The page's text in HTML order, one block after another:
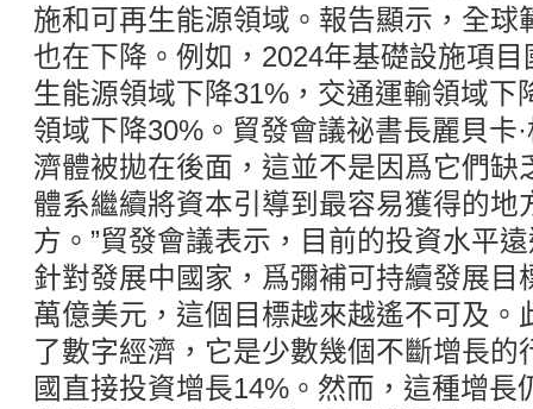
施和可再生能源領域。報告顯示，全球
也在下降。例如，2024年基礎設施項
生能源領域下降31%，交通運輸領域下
領域下降30%。貿發會議祕書長麗貝卡
濟體被拋在後面，這並不是因爲它們缺
體系繼續將資本引導到最容易獲得的地
方。”貿發會議表示，目前的投資水平
針對發展中國家，爲彌補可持續發展目
萬億美元，這個目標越來越遙不可及。
了數字經濟，它是少數幾個不斷增長的
國直接投資增長14%。然而，這種增長